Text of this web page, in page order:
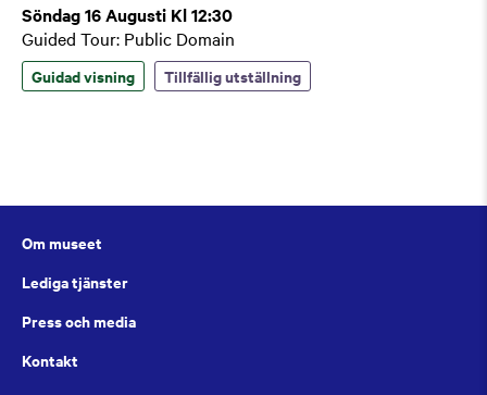
Söndag 16 Augusti Kl 12:30
Guided Tour: Public Domain
Guidad visning Tillfällig utställning
Om museet
Lediga tjänster
Press och media
Kontakt